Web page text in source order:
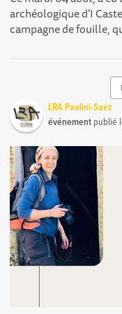
archéologique d'I
campagne de fouille,
LRA Paolini-Saez
événement publié